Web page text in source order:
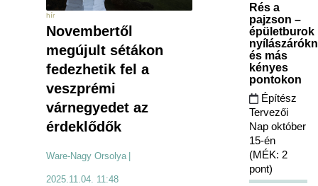
hír
Novembertől
megújult sétákon
fedezhetik fel a
veszprémi
várnegyedet az
érdeklődők
Ware-Nagy Orsolya
2025.11.04. 11:48
Rés a
pajzson –
épületburok
és más
kényes
pontokon
Építész
Tervezői
Nap október
15-én
(MÉK: 2
pont)